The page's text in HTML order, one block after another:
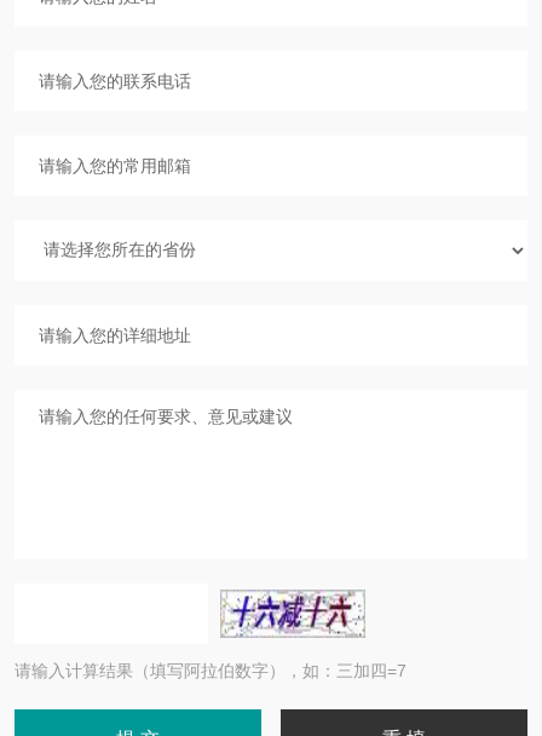
请输入计算结果（填写阿拉伯数字），如：三加四=7